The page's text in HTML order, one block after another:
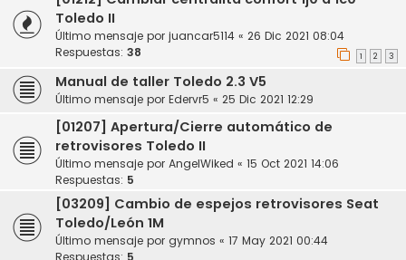
Toledo II
Último mensaje por juancar5114 « 26 Dic 2021 08:04
Respuestas: 38 1 2 3
Manual de taller Toledo 2.3 V5
Último mensaje por Edervr5 « 25 Dic 2021 12:29
[01207] Apertura/Cierre automático de
retrovisores Toledo II
Último mensaje por AngelWiked « 15 Oct 2021 14:06
Respuestas: 5
[03209] Cambio de espejos retrovisores Seat
Toledo/León 1M
Último mensaje por gymnos « 17 May 2021 00:44